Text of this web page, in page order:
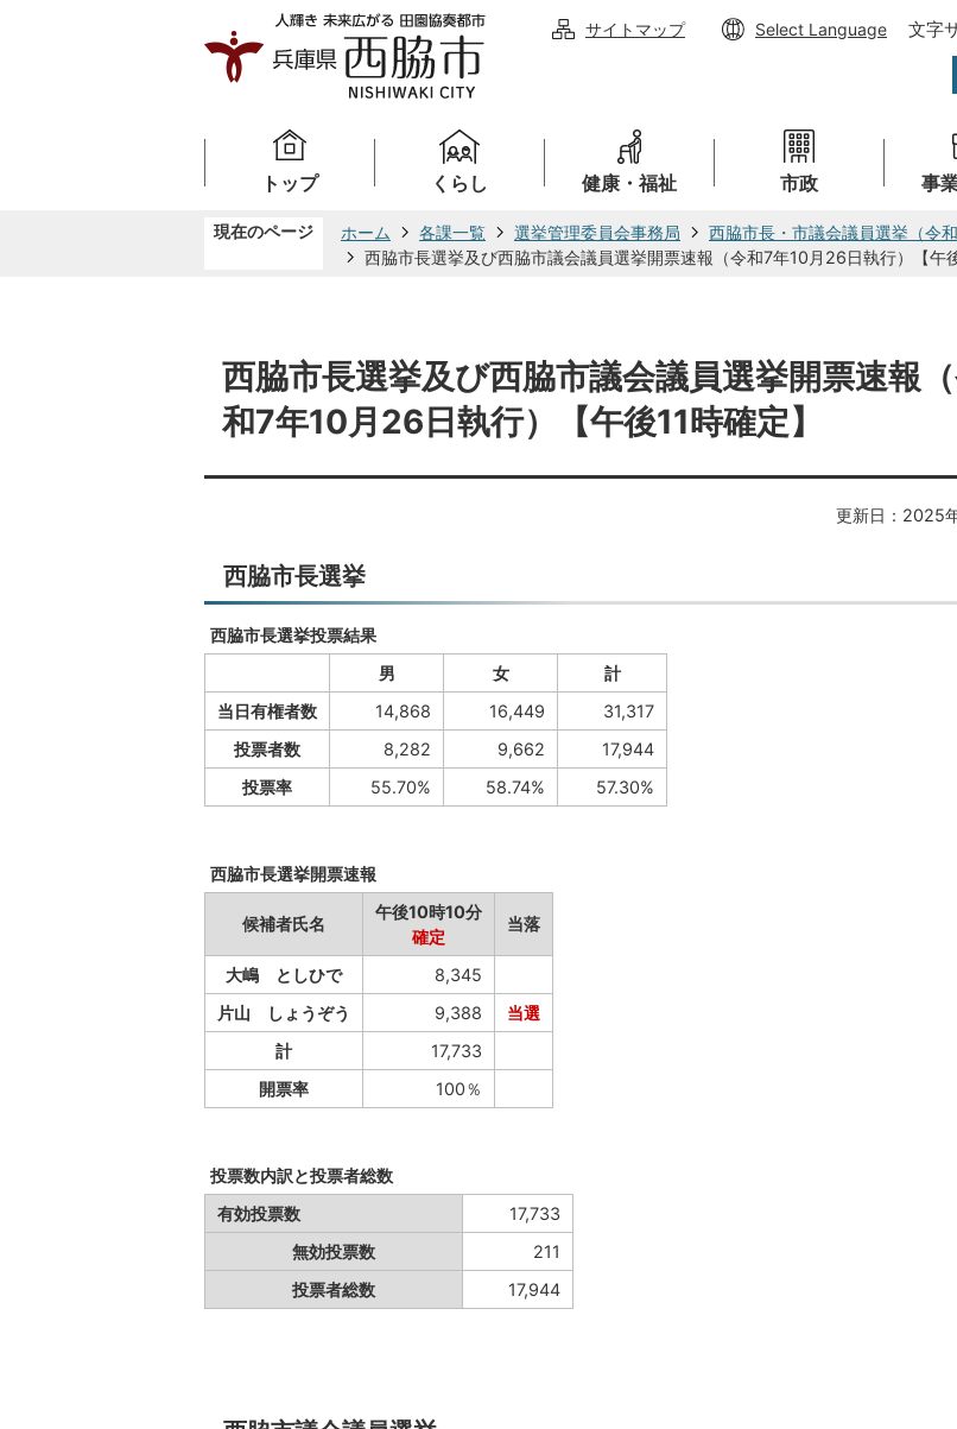
サイトマップ Select Language 文字
トップ くらし 健康・福祉 市政 事
現在のページ ホーム 各課一覧 選挙管理委員会事務局
西脇市長・市議会議員選挙（令和
西脇市長選挙及び西脇市議会議員選挙開票速報（令和7年10月26日執行）【午後
西脇市長選挙及び西脇市議会議員選挙開票速報
和7年10月26日執行）【午後11時確定】
更新日：2025
西脇市長選挙
西脇市長選挙投票結果
男
女
計
当日有権者数
14,868 16,449
31,317
投票者数
8,282 9,662
17,944
投票率
55.70% 58.74% 57.30%
西脇市長選挙開票速報
候補者氏名
午後10時10分
確定
当落
大嶋 としひで
8,345
片山 しょうぞう
9,388
当選
計
17,733
開票率
100％
投票数内訳と投票者総数
有効投票数
17,733
無効投票数
211
投票者総数
17,944